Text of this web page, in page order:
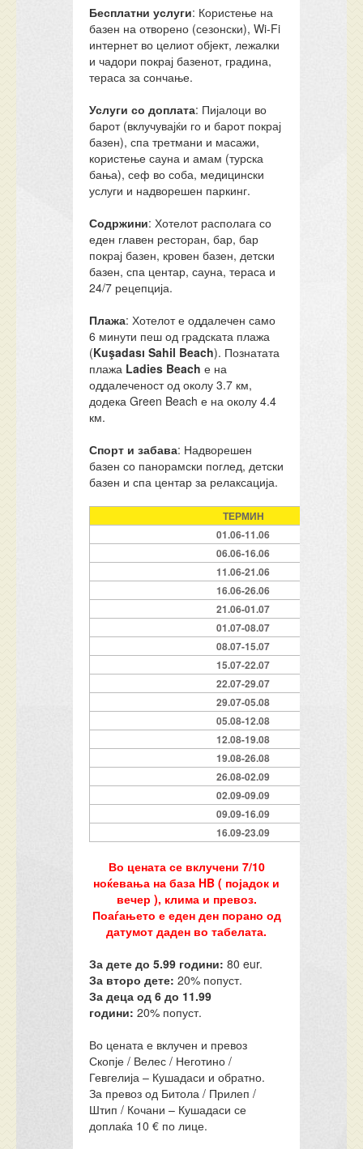
Бесплатни услуги: Користење на
базен на отворено (сезонски), Wi-Fi
интернет во целиот објект, лежалки
и чадори покрај базенот, градина,
тераса за сончање.
Услуги со доплата: Пијалоци во
барот (вклучувајќи го и барот покрај
базен), спа третмани и масажи,
користење сауна и амам (турска
бања), сеф во соба, медицински
услуги и надворешен паркинг.
Содржини: Хотелот располага со
еден главен ресторан, бар, бар
покрај базен, кровен базен, детски
базен, спа центар, сауна, тераса и
24/7 рецепција.
Плажа: Хотелот е оддалечен само
6 минути пеш од градската плажа
(Kuşadası Sahil Beach). Познатата
плажа Ladies Beach е на
оддалеченост од околу 3.7 км,
додека Green Beach е на околу 4.4
км.
Спорт и забава: Надворешен
базен со панорамски поглед, детски
базен и спа центар за релаксација.
ТЕРМИН
01.06-11.06
06.06-16.06
11.06-21.06
16.06-26.06
21.06-01.07
01.07-08.07
08.07-15.07
15.07-22.07
22.07-29.07
29.07-05.08
05.08-12.08
12.08-19.08
19.08-26.08
26.08-02.09
02.09-09.09
09.09-16.09
16.09-23.09
Во цената се вклучени 7/10
ноќевања на база HB ( појадок и
вечер ), клима и превоз.
Поаѓањето е еден ден порано од
датумот даден во табелата.
За дете до 5.99 години:80 eur.
За второ дете: 20% попуст.
За деца од 6 до 11.99
години:20% попуст.
Во цената е вклучен и превоз
Скопје / Велес / Неготино /
Гевгелија – Кушадаси и обратно.
За превоз од Битола / Прилеп /
Штип / Кочани – Кушадаси се
доплаќа 10 € по лице.